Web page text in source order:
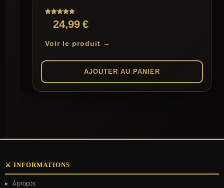
Note
5.0024,99€
Voir le produit →
AJOUTER AU PANIER
⚔️ INFORMATIONS
À propos